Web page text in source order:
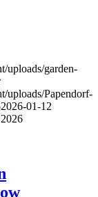
uploads/garden-
uploads/Papendorf-
2026-01-12